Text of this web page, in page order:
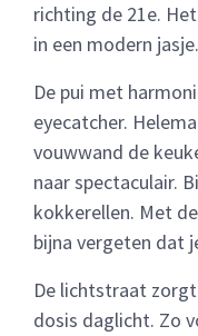
richting de 21e.
in een modern jasje.
De pui met
eyecatcher.
vouwwand de
naar spectaculair.
kokkerellen. Met
bijna vergeten dat
De lichtstraat
dosis daglicht. Zo